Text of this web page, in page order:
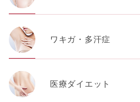
ワキガ・多汗症
医療ダイエット